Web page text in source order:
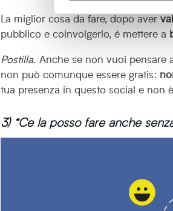
La miglior cosa da fare, dopo aver
pubblico e coinvolgerlo, é mettere a
Postilla. Anche se non vuoi pensare
non può comunque essere gratis:
tua presenza in questo social e non
3) “Ce la posso fare anche